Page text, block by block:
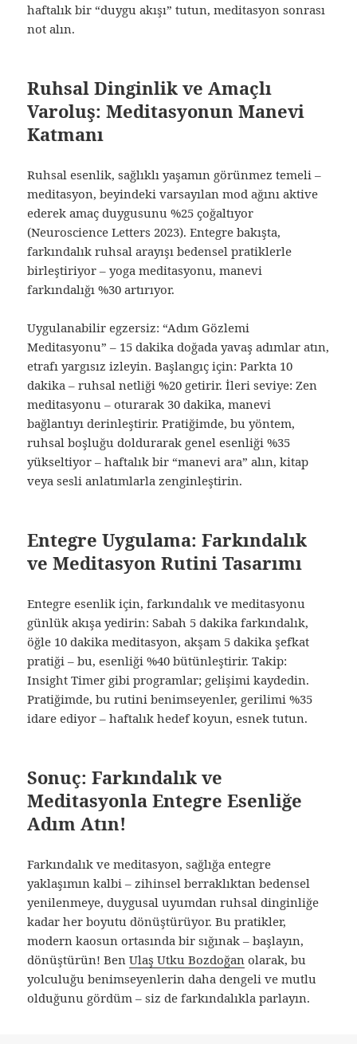
haftalık bir “duygu akışı” tutun, meditasyon sonrası
not alın.
Ruhsal Dinginlik ve Amaçlı
Varoluş: Meditasyonun Manevi
Katmanı
Ruhsal esenlik, sağlıklı yaşamın görünmez temeli –
meditasyon, beyindeki varsayılan mod ağını aktive
ederek amaç duygusunu %25 çoğaltıyor
(Neuroscience Letters 2023). Entegre bakışta,
farkındalık ruhsal arayışı bedensel pratiklerle
birleştiriyor – yoga meditasyonu, manevi
farkındalığı %30 artırıyor.
Uygulanabilir egzersiz: “Adım Gözlemi
Meditasyonu” – 15 dakika doğada yavaş adımlar atın,
etrafı yargısız izleyin. Başlangıç için: Parkta 10
dakika – ruhsal netliği %20 getirir. İleri seviye: Zen
meditasyonu – oturarak 30 dakika, manevi
bağlantıyı derinleştirir. Pratiğimde, bu yöntem,
ruhsal boşluğu doldurarak genel esenliği %35
yükseltiyor – haftalık bir “manevi ara” alın, kitap
veya sesli anlatımlarla zenginleştirin.
Entegre Uygulama: Farkındalık
ve Meditasyon Rutini Tasarımı
Entegre esenlik için, farkındalık ve meditasyonu
günlük akışa yedirin: Sabah 5 dakika farkındalık,
öğle 10 dakika meditasyon, akşam 5 dakika şefkat
pratiği – bu, esenliği %40 bütünleştirir. Takip:
Insight Timer gibi programlar; gelişimi kaydedin.
Pratiğimde, bu rutini benimseyenler, gerilimi %35
idare ediyor – haftalık hedef koyun, esnek tutun.
Sonuç: Farkındalık ve
Meditasyonla Entegre Esenliğe
Adım Atın!
Farkındalık ve meditasyon, sağlığa entegre
yaklaşımın kalbi – zihinsel berraklıktan bedensel
yenilenmeye, duygusal uyumdan ruhsal dinginliğe
kadar her boyutu dönüştürüyor. Bu pratikler,
modern kaosun ortasında bir sığınak – başlayın,
dönüştürün! BenUlaş Utku Bozdoğan olarak, bu
yolculuğu benimseyenlerin daha dengeli ve mutlu
olduğunu gördüm – siz de farkındalıkla parlayın.